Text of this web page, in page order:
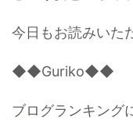
今日もお読みいた
◆◆Guriko◆◆
ブログランキング